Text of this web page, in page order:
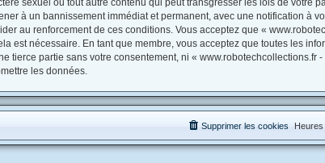
sexuel ou tout autre contenu qui peut transgresser les lois de votre
à un bannissement immédiat et permanent, avec une notification à
au renforcement de ces conditions. Vous acceptez que «
est nécessaire. En tant que membre, vous acceptez que toutes les
partie sans votre consentement, ni « www.robotechcollections.fr -
les données.
Heures
Supprimer les cookies